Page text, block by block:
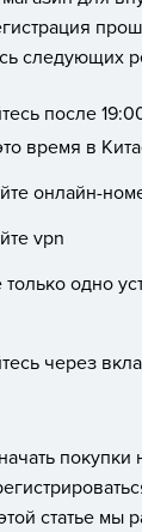
следующих
после
время в
онлайн-
vpn
только одно
через
покупки
статье мы